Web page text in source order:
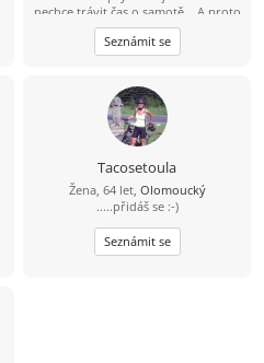
nechce trávit čas o samotě... A proto
hledám kamaráda, přítele, lásku(?),
prostě někoho na sdílení času při
společných aktivitách, sdílení radostí
Seznámit se
Tacosetoula
Žena, 64 let, Olomoucký
.....přidáš se :-)
Seznámit se